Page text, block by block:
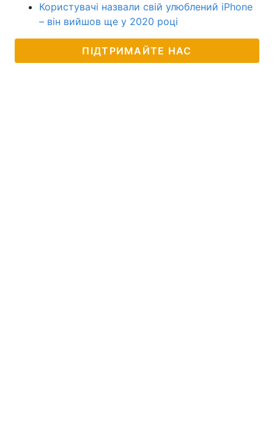
Користувачі назвали свій улюблений iPhone
– він вийшов ще у 2020 році
ПІДТРИМАЙТЕ НАС